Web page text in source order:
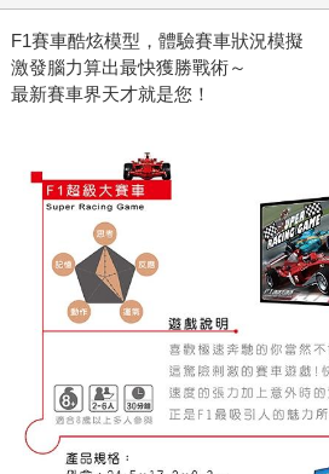
F1賽車酷炫模型，體驗賽車狀況模擬
激發腦力算出最快獲勝戰術～
最新賽車界天才就是您！